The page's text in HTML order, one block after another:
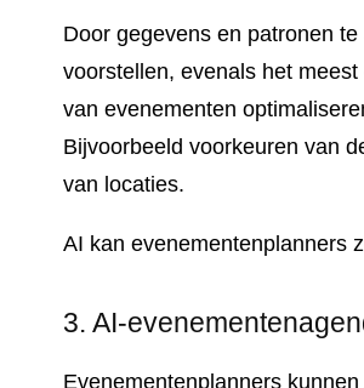
Door gegevens en patronen
voorstellen, evenals het
van evenementen
Bijvoorbeeld voorkeuren van
van locaties.
AI kan evenementenplanners
3. AI-
Evenementenplanners